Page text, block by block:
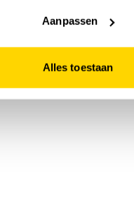
functioneert.
Aanpassen
Alles toestaan